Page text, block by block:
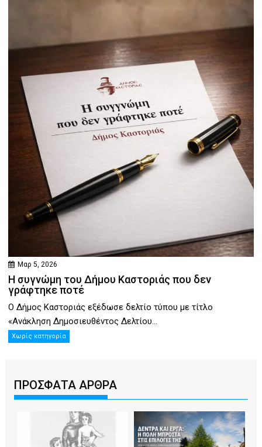
Μαρ 5, 2026
Η συγνώμη του Δήμου Καστοριάς που δεν
γράφτηκε ποτέ
Ο Δήμος Καστοριάς εξέδωσε δελτίο τύπου με τίτλο
«Ανάκληση Δημοσιευθέντος Δελτίου...
Χωρίς κατηγορία
ΠΡΟΣΦΑΤΑ ΑΡΘΡΑ